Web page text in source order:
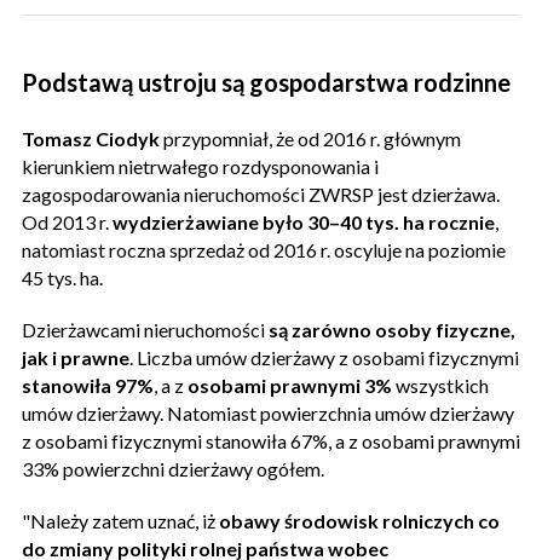
Podstawą ustroju są gospodarstwa rodzinne
Tomasz Ciodykprzypomniał, że od 2016 r. głównym
kierunkiem nietrwałego rozdysponowania i
zagospodarowania nieruchomości ZWRSP jest dzierżawa.
Od 2013 r.wydzierżawiane było 30–40 tys. ha rocznie,
natomiast roczna sprzedaż od 2016 r. oscyluje na poziomie
45 tys. ha.
Dzierżawcami nieruchomości są zarówno osoby fizyczne,
jak i prawne. Liczba umów dzierżawy z osobami fizycznymi
stanowiła 97%, a z osobami prawnymi 3% wszystkich
umów dzierżawy. Natomiast powierzchnia umów dzierżawy
z osobami fizycznymi stanowiła 67%, a z osobami prawnymi
33% powierzchni dzierżawy ogółem.
"Należy zatem uznać, iż obawy środowisk rolniczych co
do zmiany polityki rolnej państwa wobec